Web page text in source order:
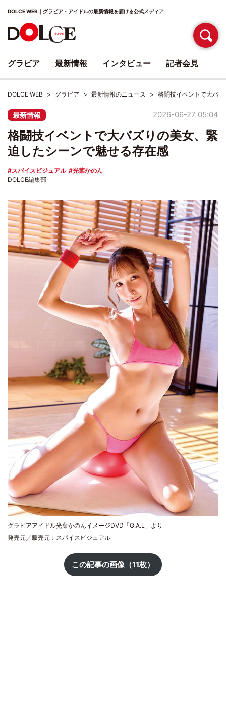
DOLCE WEB｜グラビア・アイドルの最新情報を届ける公式メディア
DOLCE WEB グラビア 最新情報のニュース 格闘技イベントで大バ
最新情報 2026-06-27 05:04
格闘技イベントで大バズりの美女、緊
迫したシーンで魅せる存在感
スパイスビジュアル
光葉かのん
DOLCE編集部
グラビアアイドル光葉かのんイメージDVD「G.A.L」より
発売元／販売元：スパイスビジュアル
この記事の画像（11枚）
グラビア 最新情報 インタビュー 記者会見